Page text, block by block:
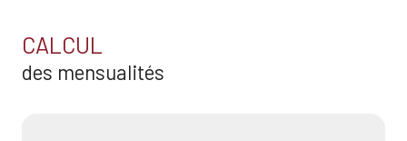
CALCUL
des mensualités